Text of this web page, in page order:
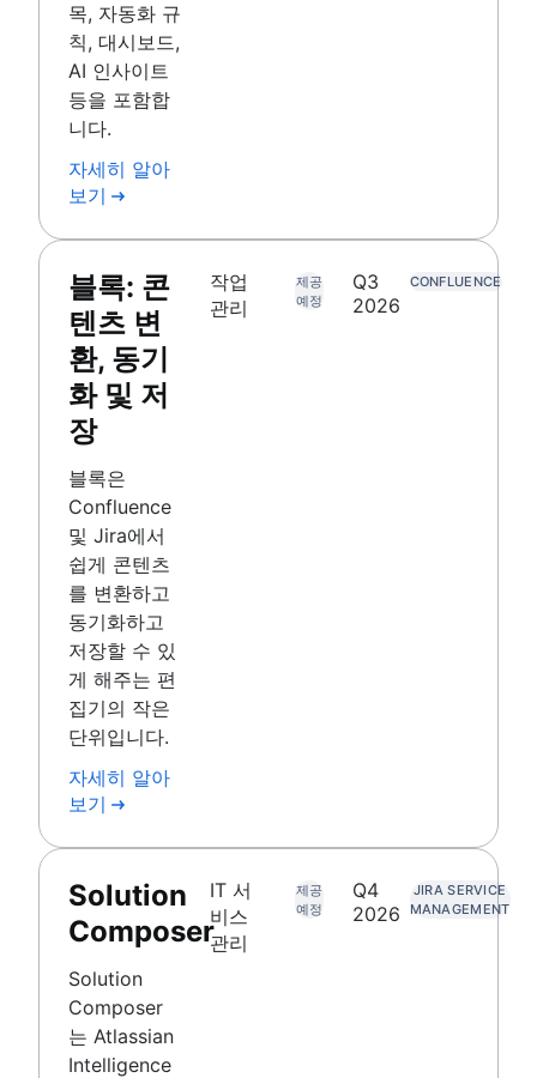
목, 자동화 규
칙, 대시보드,
AI 인사이트
등을 포함합
니다.
자세히 알아
보기
블록: 콘
텐츠 변
환, 동기
화 및 저
장
블록은
Confluence
및 Jira에서
쉽게 콘텐츠
를 변환하고
동기화하고
저장할 수 있
게 해주는 편
집기의 작은
단위입니다.
자세히 알아
보기
작업
관리
제공
예정
Q3
2026
CONFLUENCE
Solution
Composer
Solution
Composer
는 Atlassian
Intelligence
IT 서
비스
관리
제공
예정
Q4
2026
JIRA SERVICE
MANAGEMENT